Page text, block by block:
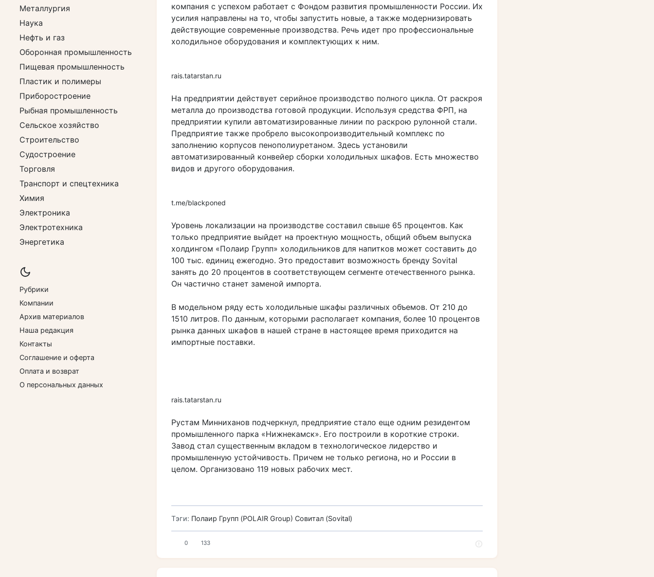
компания с успехом работает с Фондом развития промышленности России. Их
усилия направлены на то, чтобы запустить новые, а также модернизировать
действующие современные производства. Речь идет про профессиональные
холодильное оборудования и комплектующих к ним.
rais.tatarstan.ru
На предприятии действует серийное производство полного цикла. От раскроя
металла до производства готовой продукции. Используя средства ФРП, на
предприятии купили автоматизированные линии по раскрою рулонной стали.
Предприятие также пробрело высокопроизводительный комплекс по
заполнению корпусов пенополиуретаном. Здесь установили
автоматизированный конвейер сборки холодильных шкафов. Есть множество
видов и другого оборудования.
t.me/blackponed
Уровень локализации на производстве составил свыше 65 процентов. Как
только предприятие выйдет на проектную мощность, общий объем выпуска
холдингом «Полаир Групп» холодильников для напитков может составить до
100 тыс. единиц ежегодно. Это предоставит возможность бренду Sovital
занять до 20 процентов в соответствующем сегменте отечественного рынка.
Он частично станет заменой импорта.
В модельном ряду есть холодильные шкафы различных объемов. От 210 до
1510 литров. По данным, которыми располагает компания, более 10 процентов
рынка данных шкафов в нашей стране в настоящее время приходится на
импортные поставки.
rais.tatarstan.ru
Рустам Минниханов подчеркнул, предприятие стало еще одним резидентом
промышленного парка «Нижнекамск». Его построили в короткие строки.
Завод стал существенным вкладом в технологическое лидерство и
промышленную устойчивость. Причем не только региона, но и России в
целом. Организовано 119 новых рабочих мест.
Тэги: Полаир Групп (POLAIR Group) Совитал (Sovital)
0 133
Металлургия
Наука
Нефть и газ
Оборонная промышленность
Пищевая промышленность
Пластик и полимеры
Приборостроение
Рыбная промышленность
Сельское хозяйство
Строительство
Судостроение
Торговля
Транспорт и спецтехника
Химия
Электроника
Электротехника
Энергетика
Рубрики
Компании
Архив материалов
Наша редакция
Контакты
Соглашение и оферта
Оплата и возврат
О персональных данных